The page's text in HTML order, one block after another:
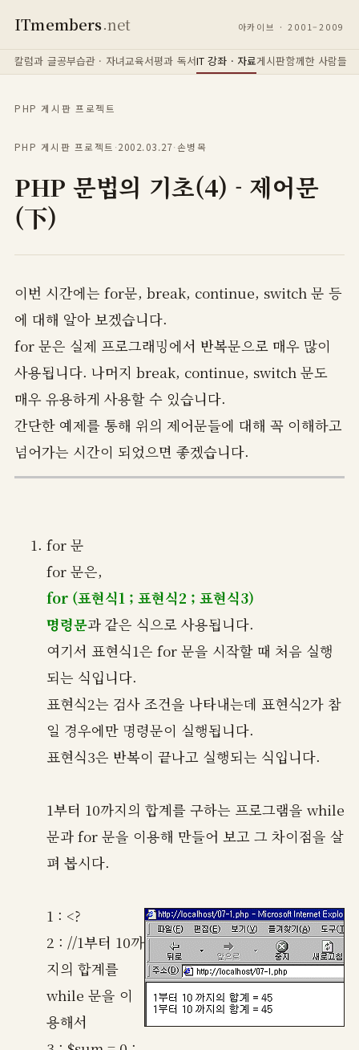
ITmembers.net 아카이브 · 2001–2009
칼럼과 글공부습관 · 자녀교육서평과 독서IT 강좌 · 자료게시판함께한 사람들
PHP 게시판 프로젝트
PHP 게시판 프로젝트 ·2002.03.27·손병목
PHP 문법의 기초(4) - 제어문
(下)
이번 시간에는 for문, break, continue, switch 문 등
에 대해 알아 보겠습니다.
for 문은 실제 프로그래밍에서 반복문으로 매우 많이
사용됩니다. 나머지 break, continue, switch 문도
매우 유용하게 사용할 수 있습니다.
간단한 예제를 통해 위의 제어문들에 대해 꼭 이해하고
넘어가는 시간이 되었으면 좋겠습니다.
for 문
for 문은,
for (표현식1 ; 표현식2 ; 표현식3)
명령문과 같은 식으로 사용됩니다.
여기서 표현식1은 for 문을 시작할 때 처음 실행
되는 식입니다.
표현식2는 검사 조건을 나타내는데 표현식2가 참
일 경우에만 명령문이 실행됩니다.
표현식3은 반복이 끝나고 실행되는 식입니다.
1부터 10까지의 합계를 구하는 프로그램을 while
문과 for 문을 이용해 만들어 보고 그 차이점을 살
펴 봅시다.
1 : <?
2 : //1부터 10까
지의 합계를
while 문을 이
용해서